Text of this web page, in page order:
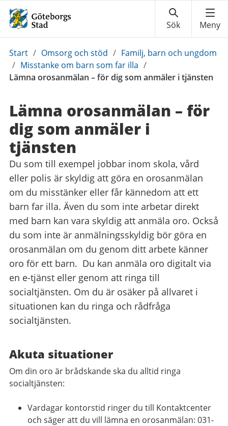
Du
är
här:
Start / Omsorg och stöd / Familj, barn och ungdom
/ Misstanke om barn som far illa /
Lämna orosanmälan – för dig som anmäler i tjänsten
Lämna orosanmälan – för
dig som anmäler i
tjänsten
Du som till exempel jobbar inom skola, vård
eller polis är skyldig att göra en orosanmälan
om du misstänker eller får kännedom att ett
barn far illa. Även du som inte arbetar direkt
med barn kan vara skyldig att anmäla oro. Också
du som inte är anmälningsskyldig bör göra en
orosanmälan om du genom ditt arbete känner
oro för ett barn. Du kan anmäla oro digitalt via
en e-tjänst eller genom att ringa till
socialtjänsten. Om du är osäker på allvaret i
situationen kan du ringa och rådfråga
socialtjänsten.
Akuta situationer
Om din oro är brådskande ska du alltid ringa
socialtjänsten:
Vardagar kontorstid ringer du till Kontaktcenter
och säger att du vill lämna en orosanmälan: 031-